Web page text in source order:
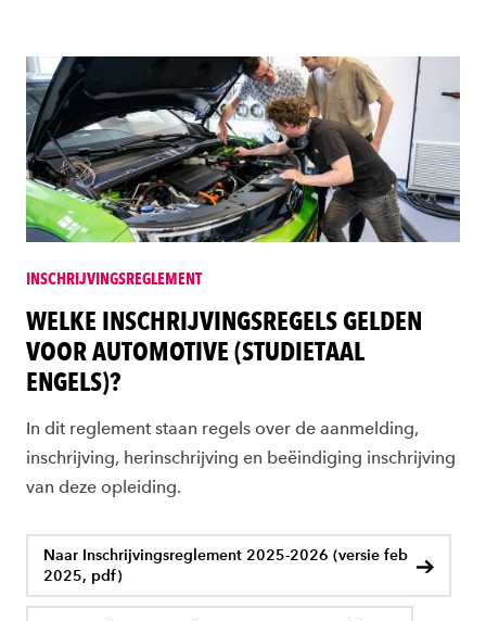
INSCHRIJVINGSREGLEMENT
WELKE INSCHRIJVINGSREGELS GELDEN
VOOR AUTOMOTIVE (STUDIETAAL
ENGELS)?
In dit reglement staan regels over de aanmelding,
inschrijving, herinschrijving en beëindiging inschrijving
van deze opleiding.
Naar Inschrijvingsreglement 2025-2026 (versie feb
2025, pdf)